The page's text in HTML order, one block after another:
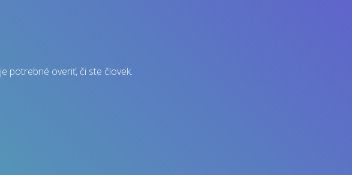
je potrebné overiť, či ste človek.